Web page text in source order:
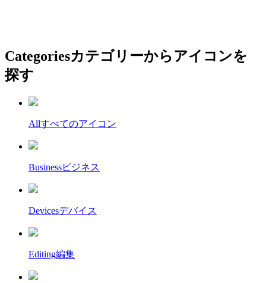
Categoriesカテゴリーからアイコンを
探す
Allすべてのアイコン
Businessビジネス
Devicesデバイス
Editing編集